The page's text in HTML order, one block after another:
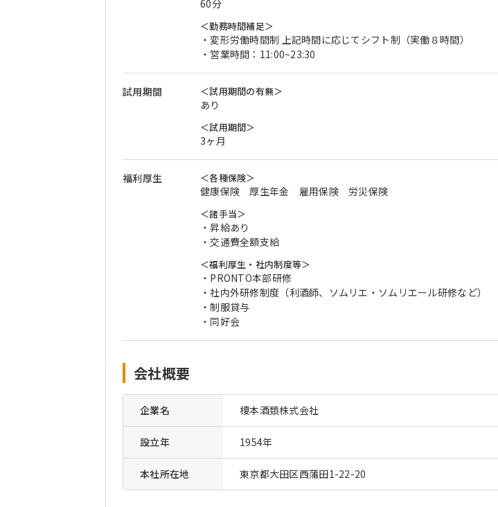
60分
＜勤務時間補足＞
・変形労働時間制 上記時間に応じてシフト制（実働８時間）
・営業時間：11:00~23:30
試用期間 ＜試用期間の有無＞
あり
＜試用期間＞
3ヶ月
福利厚生 ＜各種保険＞
健康保険 厚生年金 雇用保険 労災保険
＜諸手当＞
・昇給あり
・交通費全額支給
＜福利厚生・社内制度等＞
・PRONTO本部研修
・社内外研修制度（利酒師、ソムリエ・ソムリエール研修など）
・制服貸与
・同好会
会社概要
企業名 榎本酒類株式会社
設立年 1954年
本社所在地 東京都大田区西蒲田1-22-20